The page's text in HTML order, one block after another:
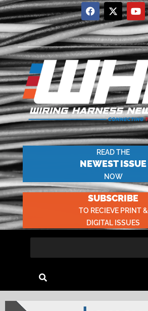
READ THE
NEWEST ISSUE
NOW
SUBSCRIBE
TO RECIEVE PRINT &
DIGITAL ISSUES